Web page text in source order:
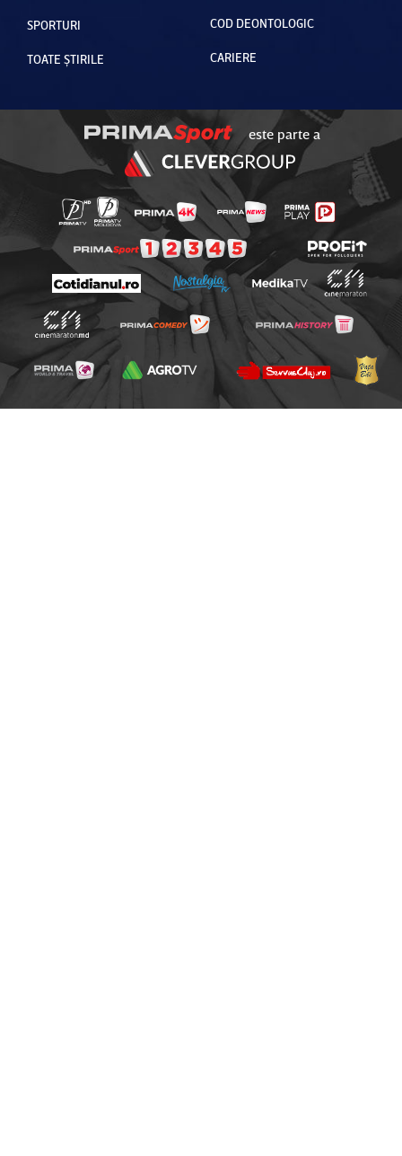
SPORTURI
TOATE ȘTIRILE
COD DEONTOLOGIC
CARIERE
este parte a